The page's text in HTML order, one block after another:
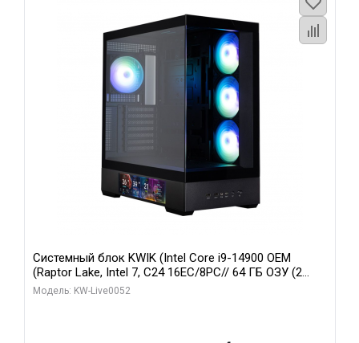
Системный блок KWIK (Intel Core i9-14900 OEM
(Raptor Lake, Intel 7, C24 16EC/8PC// 64 ГБ ОЗУ (2
модуля)/ Palit RTX5080 GAMINGPRO OC 16GB GDDR7
Модель: KW-Live0052